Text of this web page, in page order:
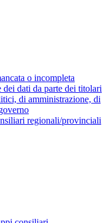
o incompleta
dei dati da parte dei titolari
di amministrazione, di
regionali/provinciali